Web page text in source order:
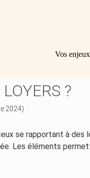
Vos enjeux
?
2024)
se rapportant à des
Les éléments